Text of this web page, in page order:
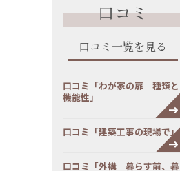
口コミ
口コミ一覧を見る
口コミ「わが家の扉 種類と
機能性」
口コミ「建築工事の現場で」
口コミ「外構 暮らす前、暮